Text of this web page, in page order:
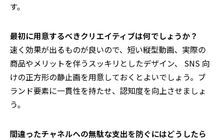
す。
最初に用意するべきクリエイティブは何でしょうか？
速く効果が出るものが良いので、短い縦型動画、実際の
商品やメリットを伴うスッキリとしたデザイン、 SNS 向
けの正方形の静止画を用意しておくとよいでしょう。ブ
ランド要素に一貫性を持たせ、認知度を向上させましょ
う。
間違ったチャネルへの無駄な支出を防ぐにはどうしたら